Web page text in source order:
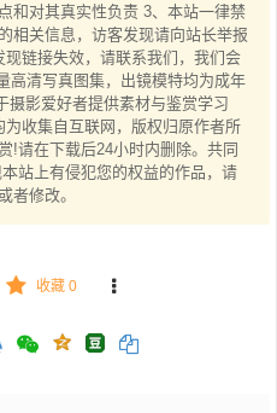
和对其真实性负责 3、本站一律禁
相关信息，访客发现请向站长举报
链接失效，请联系我们，我们会
高清写真图集，出镜模特均为成年
摄影爱好者提供素材与鉴赏学习
收集自互联网，版权归原作者所
!请在下载后24小时内删除。共同
站上有侵犯您的权益的作品，请
者修改。
收藏 0